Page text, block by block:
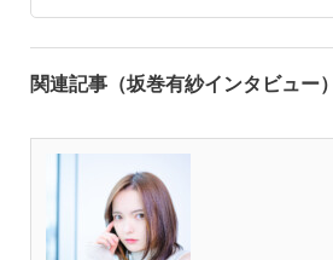
関連記事（坂巻有紗インタビュー）